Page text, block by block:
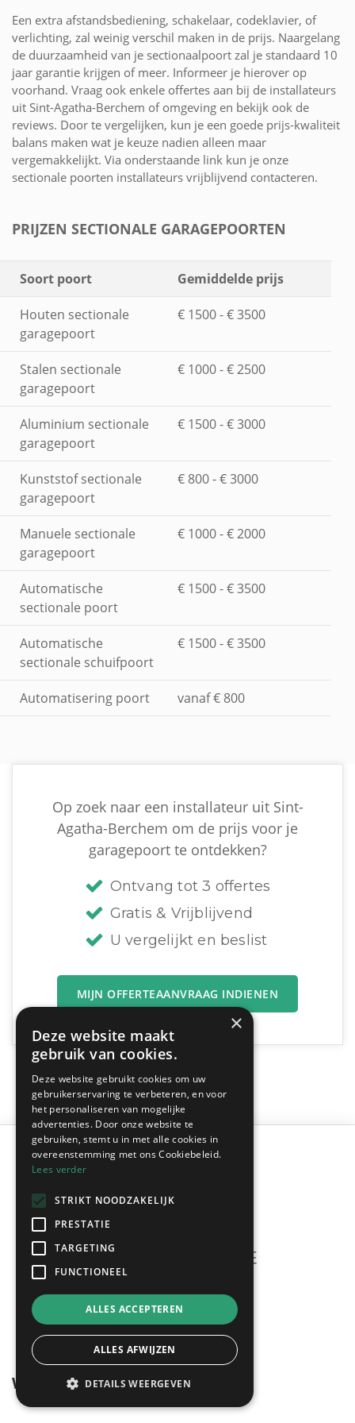
Een extra afstandsbediening, schakelaar, codeklavier, of
verlichting, zal weinig verschil maken in de prijs. Naargelang
de duurzaamheid van je sectionaalpoort zal je standaard 10
jaar garantie krijgen of meer. Informeer je hierover op
voorhand. Vraag ook enkele offertes aan bij de installateurs
uit Sint-Agatha-Berchem of omgeving en bekijk ook de
reviews. Door te vergelijken, kun je een goede prijs-kwaliteit
balans maken wat je keuze nadien alleen maar
vergemakkelijkt. Via onderstaande link kun je onze
sectionale poorten installateurs vrijblijvend contacteren.
PRIJZEN SECTIONALE GARAGEPOORTEN
Soort poort Gemiddelde prijs
Houten sectionale
garagepoort
€ 1500 - € 3500
Stalen sectionale
garagepoort
€ 1000 - € 2500
Aluminium sectionale
garagepoort
€ 1500 - € 3000
Kunststof sectionale
garagepoort
€ 800 - € 3000
Manuele sectionale
garagepoort
€ 1000 - € 2000
Automatische
sectionale poort
€ 1500 - € 3500
Automatische
sectionale schuifpoort
€ 1500 - € 3500
Automatisering poort vanaf € 800
Op zoek naar een installateur uit Sint-
Agatha-Berchem om de prijs voor je
garagepoort te ontdekken?
Ontvang tot 3 offertes
Gratis & Vrijblijvend
U vergelijkt en beslist
MIJN OFFERTEAANVRAAG INDIENEN
Meerdere offertes
gratis & vrijblijvend!
Wegwijzer
×
Deze website maakt
gebruik van cookies.
Deze website gebruikt cookies om uw
gebruikerservaring te verbeteren, en voor
het personaliseren van mogelijke
advertenties. Door onze website te
gebruiken, stemt u in met alle cookies in
overeenstemming met ons Cookiebeleid.
Lees verder
STRIKT NOODZAKELIJK
PRESTATIE
TARGETING
FUNCTIONEEL
ALLES ACCEPTEREN
ALLES AFWIJZEN
DETAILS WEERGEVEN